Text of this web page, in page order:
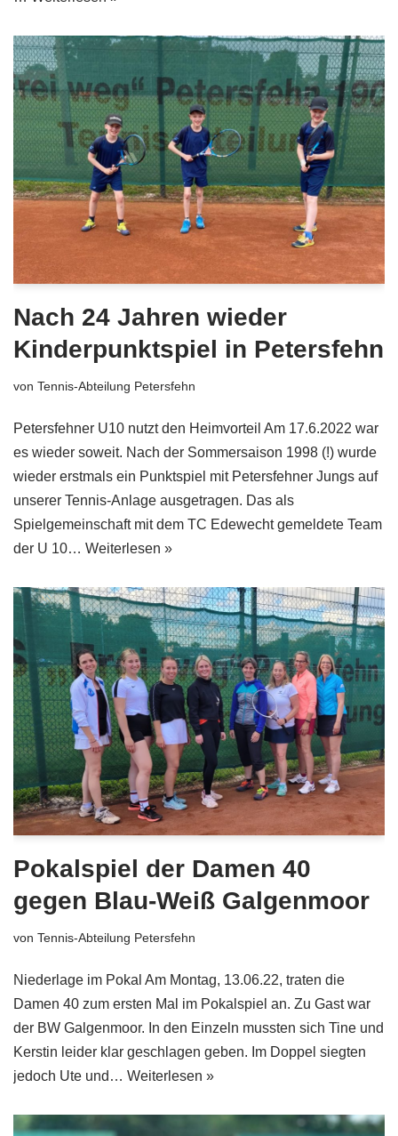
Nach 24 Jahren wieder
Kinderpunktspiel in Petersfehn
von Tennis-Abteilung Petersfehn
Petersfehner U10 nutzt den Heimvorteil Am 17.6.2022 war
es wieder soweit. Nach der Sommersaison 1998 (!) wurde
wieder erstmals ein Punktspiel mit Petersfehner Jungs auf
unserer Tennis-Anlage ausgetragen. Das als
Spielgemeinschaft mit dem TC Edewecht gemeldete Team
der U 10… Weiterlesen »
Pokalspiel der Damen 40
gegen Blau-Weiß Galgenmoor
von Tennis-Abteilung Petersfehn
Niederlage im Pokal Am Montag, 13.06.22, traten die
Damen 40 zum ersten Mal im Pokalspiel an. Zu Gast war
der BW Galgenmoor. In den Einzeln mussten sich Tine und
Kerstin leider klar geschlagen geben. Im Doppel siegten
jedoch Ute und… Weiterlesen »